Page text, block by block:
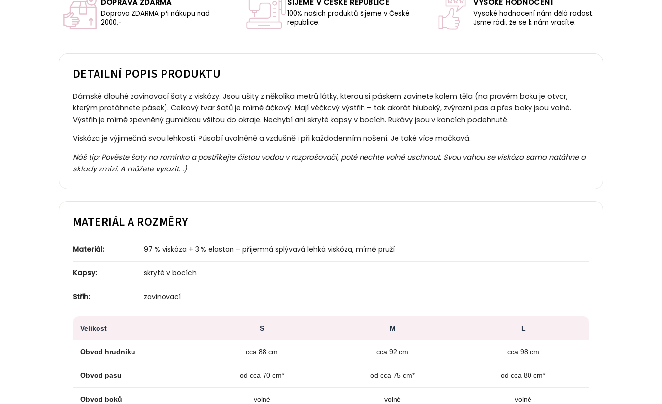
DOPRAVA ZDARMA
Doprava ZDARMA při nákupu nad
2000,-
ŠIJEME V ČESKÉ REPUBLICE
100% našich produktů šijeme v České
republice.
VYSOKÉ HODNOCENÍ
Vysoké hodnocení nám dělá radost.
Jsme rádi, že se k nám vracíte.
DETAILNÍ POPIS PRODUKTU
Dámské dlouhé zavinovací šaty z viskózy. Jsou ušity z několika metrů látky, kterou si páskem zavinete kolem těla (na pravém boku je otvor,
kterým protáhnete pásek). Celkový tvar šatů je mírně áčkový. Mají véčkový výstřih – tak akorát hluboký, zvýrazní pas a přes boky jsou volné.
Výstřih je mírně zpevněný gumičkou všitou do okraje. Nechybí ani skryté kapsy v bocích. Rukávy jsou v koncích podehnuté.
Viskóza je výjimečná svou lehkostí. Působí uvolněně a vzdušně i při každodenním nošení. Je také více mačkavá.
Náš tip: Pověste šaty na ramínko a postříkejte čistou vodou v rozprašovači, poté nechte volně uschnout. Svou vahou se viskóza sama natáhne a
sklady zmizí. A můžete vyrazit. :)
MATERIÁL A ROZMĚRY
Materiál: 97 % viskóza + 3 % elastan – příjemná splývavá lehká viskóza, mírně pruží
Kapsy: skryté v bocích
Střih: zavinovací
Velikost S M L
Obvod hrudníku cca 88 cm cca 92 cm cca 98 cm
Obvod pasu od cca 70 cm* od cca 75 cm* od cca 80 cm*
Obvod boků volné volné volné